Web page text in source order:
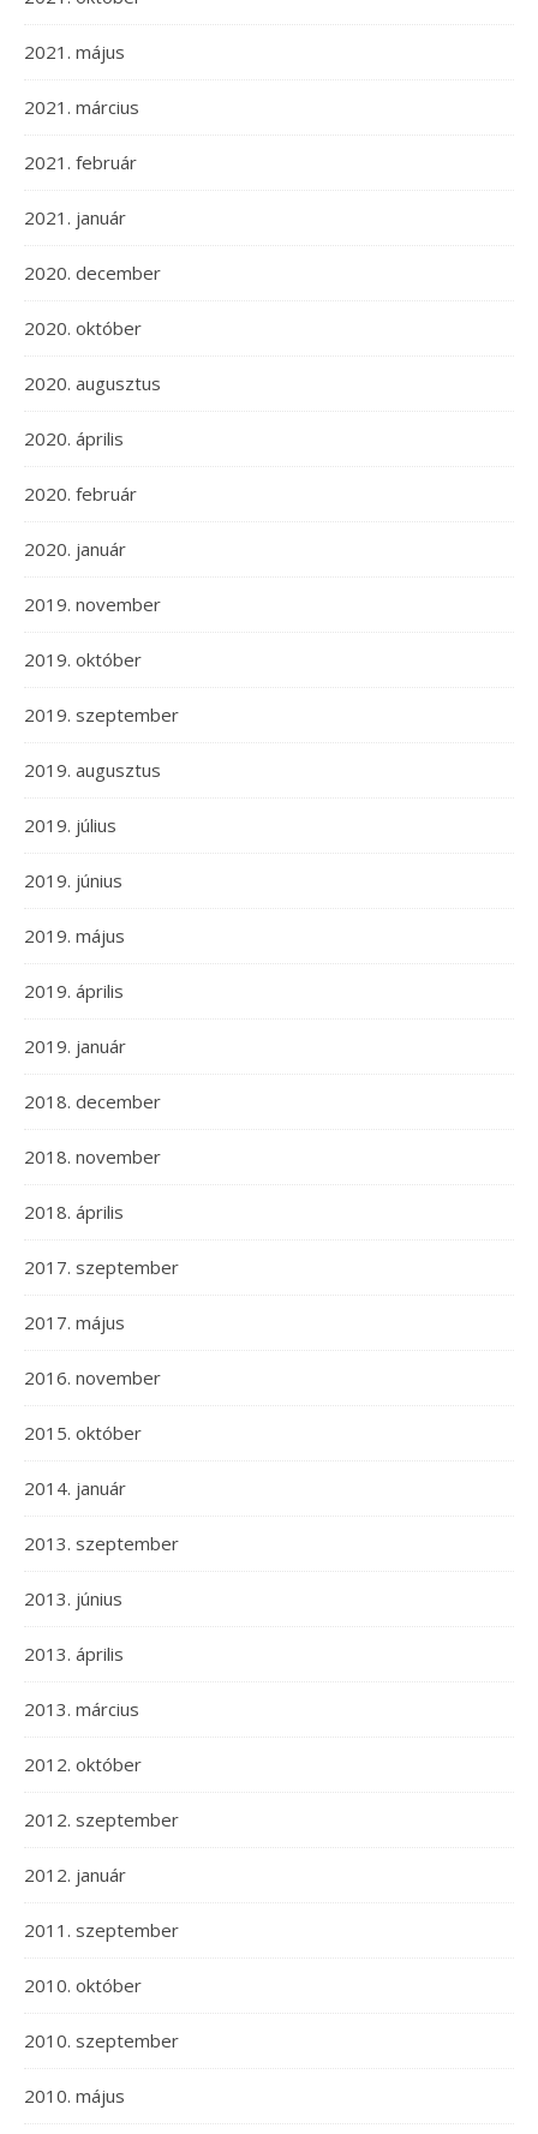
2021. május
2021. március
2021. február
2021. január
2020. december
2020. október
2020. augusztus
2020. április
2020. február
2020. január
2019. november
2019. október
2019. szeptember
2019. augusztus
2019. július
2019. június
2019. május
2019. április
2019. január
2018. december
2018. november
2018. április
2017. szeptember
2017. május
2016. november
2015. október
2014. január
2013. szeptember
2013. június
2013. április
2013. március
2012. október
2012. szeptember
2012. január
2011. szeptember
2010. október
2010. szeptember
2010. május